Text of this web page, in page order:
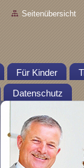
Seitenübersicht
Für Kinder
Datenschutz